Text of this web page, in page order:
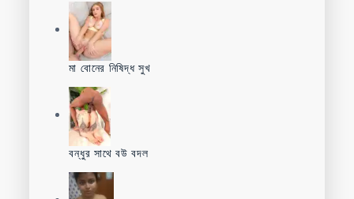
মা বোনের নিষিদ্ধ সুখ
বন্ধুর সাথে বউ বদল